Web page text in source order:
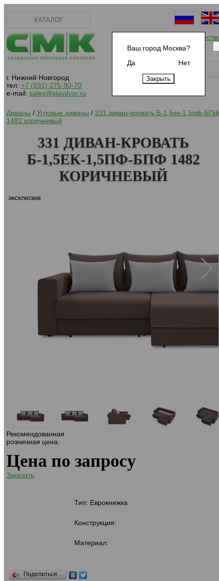
Ваш город Москва?
Да
Нет
КАТАЛОГ
г. Нижний Новгород
тел: +7 (831) 275-90-70
e-mail: sales@slavdvor.ru
Начать
Диваны / Угловые диваны / 331 диван-кровать Б-1,5ек-1,5пф-БПф
1482 коричневый
Рекомендованная
розничная цена:
Цена по запросу
Заказать
Тип: Еврокнижка
Конструкция:
Материал:
Поделиться…
331 ДИВАН-КРОВАТЬ
Б-1,5ЕК-1,5ПФ-БПФ 1482
КОРИЧНЕВЫЙ
эксклюзив